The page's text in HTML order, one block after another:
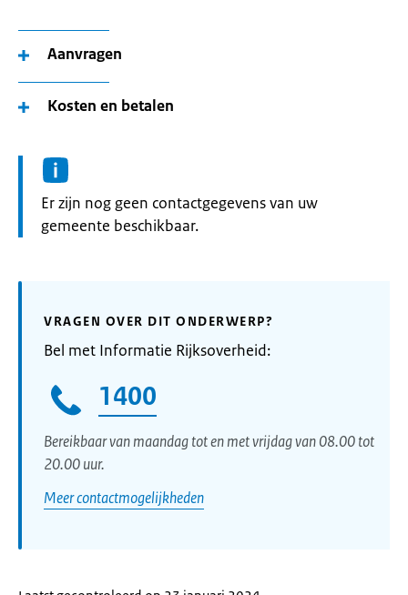
Aanvragen
Kosten en betalen
Informatie:
Er zijn nog geen contactgegevens van uw
gemeente beschikbaar.
VRAGEN OVER DIT ONDERWERP?
Bel met Informatie Rijksoverheid:
1400
Bereikbaar van maandag tot en met vrijdag van 08.00 tot
20.00 uur.
Meer contactmogelijkheden